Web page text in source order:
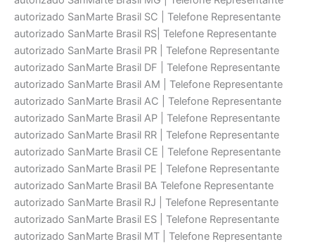
autorizado SanMarte Brasil SC | Telefone Representante
autorizado SanMarte Brasil RS| Telefone Representante
autorizado SanMarte Brasil PR | Telefone Representante
autorizado SanMarte Brasil DF | Telefone Representante
autorizado SanMarte Brasil AM | Telefone Representante
autorizado SanMarte Brasil AC | Telefone Representante
autorizado SanMarte Brasil AP | Telefone Representante
autorizado SanMarte Brasil RR | Telefone Representante
autorizado SanMarte Brasil CE | Telefone Representante
autorizado SanMarte Brasil PE | Telefone Representante
autorizado SanMarte Brasil BA Telefone Representante
autorizado SanMarte Brasil RJ | Telefone Representante
autorizado SanMarte Brasil ES | Telefone Representante
autorizado SanMarte Brasil MT | Telefone Representante